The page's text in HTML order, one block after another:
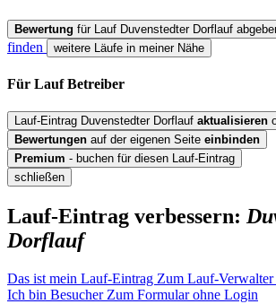
Bewertung für Lauf Duvenstedter Dorflauf
finden
weitere Läufe in meiner Nähe
Für LaufBetreiber
Lauf-Eintrag Duvenstedter Dorflauf aktualisieren
Bewertungen auf der eigenen Seite einbinden
Premium - buchen für diesen Lauf-Eintrag
schließen
Lauf-Eintrag verbessern:
Dorflauf
Das ist mein Lauf-Eintrag Zum Lauf-
Ich bin Besucher Zum Formular ohne Login